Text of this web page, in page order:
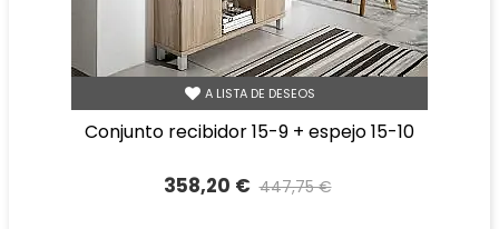
A LISTA DE DESEOS
conjunto recibidor 15-9 + espejo 15-10
358,20 € 447,75 €